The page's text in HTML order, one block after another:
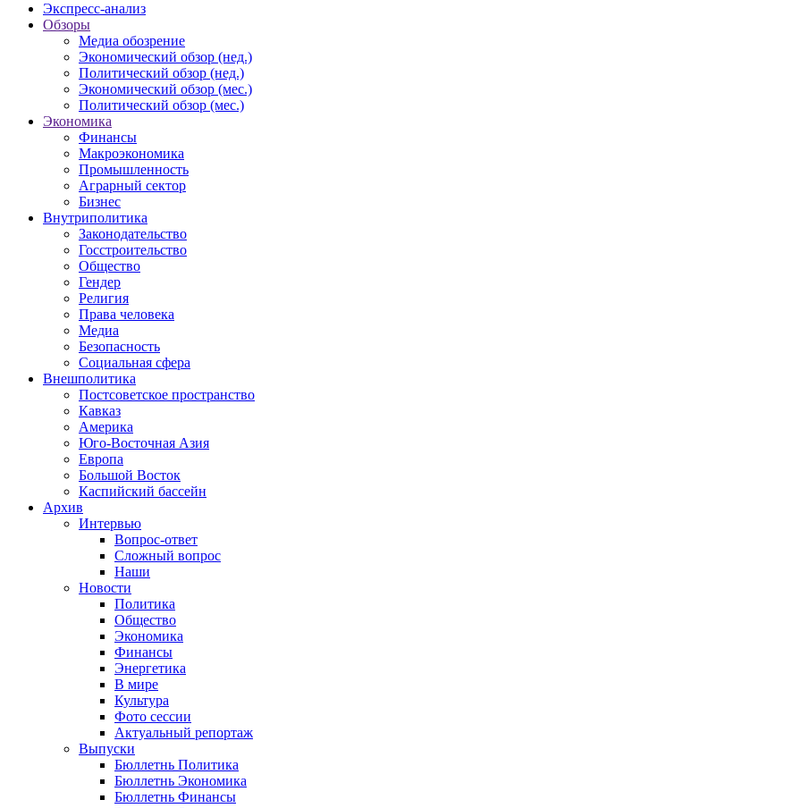
Экспресс-анализ
Обзоры
Медиа обозрение
Экономический обзор (нед.)
Политический обзор (нед.)
Экономический обзор (мес.)
Политический обзор (мес.)
Экономика
Финансы
Макроэкономика
Промышленность
Аграрный сектор
Бизнес
Внутриполитика
Законодательство
Госстроительство
Общество
Гендер
Религия
Права человека
Медиа
Безопасность
Социальная сфера
Внешполитика
Постсоветское пространство
Кавказ
Америка
Юго-Восточная Азия
Европа
Большой Восток
Каспийский бассейн
Архив
Интервью
Вопрос-ответ
Сложный вопрос
Наши
Новости
Политика
Общество
Экономика
Финансы
Энергетика
В мире
Культура
Фото сессии
Актуальный репортаж
Выпуски
Бюллетнь Политика
Бюллетнь Экономика
Бюллетнь Финансы